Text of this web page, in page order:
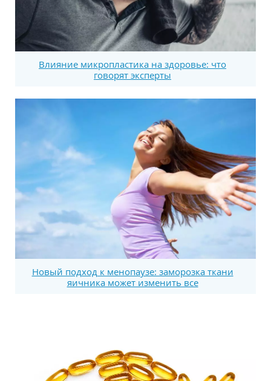
Влияние микропластика на здоровье: что
говорят эксперты
Новый подход к менопаузе: заморозка ткани
яичника может изменить все